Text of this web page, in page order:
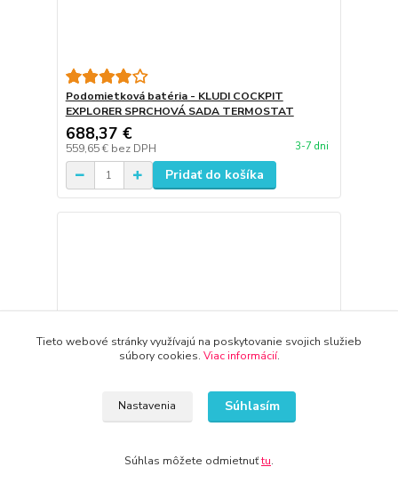
Podomietková batéria - KLUDI COCKPIT
EXPLORER SPRCHOVÁ SADA TERMOSTAT
688,37 €
559,65 € bez DPH 3-7 dni
Pridať do košíka
Tieto webové stránky využívajú na poskytovanie svojich služieb
súbory cookies. Viac informácií.
Nastavenia Súhlasím
Súhlas môžete odmietnuťtu.